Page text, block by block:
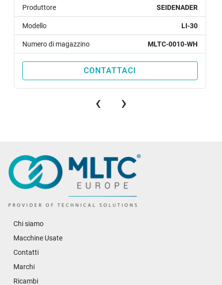
Dimensioni (mm):
4100 x 2500 x 2100
circa
Peso (kg)
CONSUMO ENERGETICO
Alimentazione: 3x400V; 50 Hz; 6,0 kW
Produttore SEIDENADER
Modello LI-30
Numero di magazzino MLTC-0010-WH
CONTATTACI
‹ ›
Ricambi
Chi siamo
Marchi
Macchine Usate
Contatti